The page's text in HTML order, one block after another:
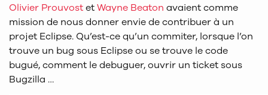
Olivier ProuvostetWayne Beaton avaient comme
mission de nous donner envie de contribuer à un
projet Eclipse. Qu’est-ce qu’un commiter, lorsque l’on
trouve un bug sous Eclipse ou se trouve le code
bugué, comment le debuguer, ouvrir un ticket sous
Bugzilla …